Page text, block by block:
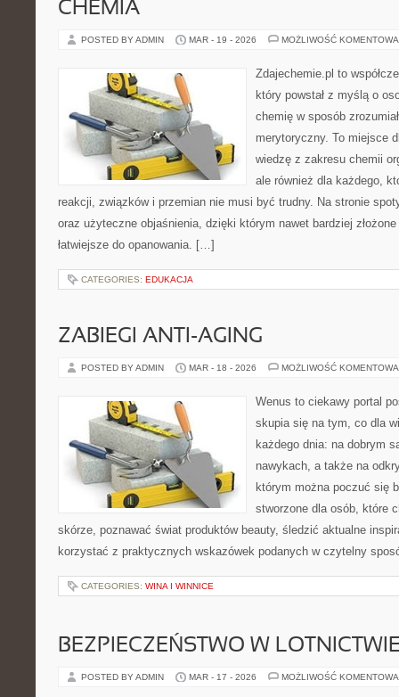
CHEMIA
POSTED BY ADMIN MAR - 19 - 2026 MOŻLIWOŚĆ
Zdajechemie.pl to
który powstał z myślą o
chemię w sposób
merytoryczny. To miejsce
wiedzę z zakresu chemii
ale również dla każdego,
reakcji, związków i przemian nie musi być trudny. Na stronie
oraz użyteczne objaśnienia, dzięki którym nawet bardziej
łatwiejsze do opanowania. […]
CATEGORIES: EDUKACJA
ZABIEGI ANTI-AGING
POSTED BY ADMIN MAR - 18 - 2026 MOŻLIWOŚĆ
Wenus to ciekawy portal
skupia się na tym, co dla
każdego dnia: na dobrym
nawykach, a także na
którym można poczuć się
stworzone dla osób, które
skórze, poznawać świat produktów beauty, śledzić aktualne
korzystać z praktycznych wskazówek podanych w czytelny
CATEGORIES: WINA I WINNICE
BEZPIECZEŃSTWO W
POSTED BY ADMIN MAR - 17 - 2026 MOŻLIWOŚĆ